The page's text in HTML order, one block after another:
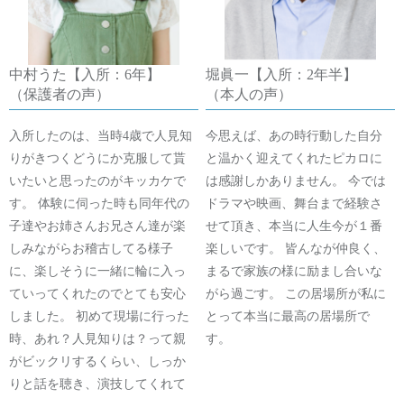
中村うた【入所：6年】
（保護者の声）
入所したのは、当時4歳で人見知
りがきつくどうにか克服して貰
いたいと思ったのがキッカケで
す。 体験に伺った時も同年代の
子達やお姉さんお兄さん達が楽
しみながらお稽古してる様子
に、楽しそうに一緒に輪に入っ
ていってくれたのでとても安心
しました。 初めて現場に行った
時、あれ？人見知りは？って親
がビックリするくらい、しっか
りと話を聴き、演技してくれて
堀眞一【入所：2年半】
（本人の声）
今思えば、あの時行動した自分
と温かく迎えてくれたピカロに
は感謝しかありません。 今では
ドラマや映画、舞台まで経験さ
せて頂き、本当に人生今が１番
楽しいです。 皆んなが仲良く、
まるで家族の様に励まし合いな
がら過ごす。 この居場所が私に
とって本当に最高の居場所で
す。